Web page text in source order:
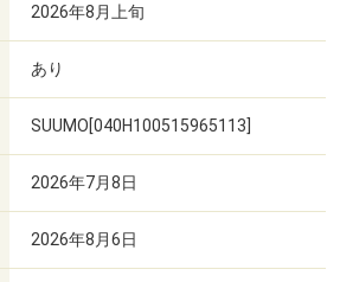
2026年8月上旬
あり
SUUMO[040H100515965113]
2026年7月8日
2026年8月6日